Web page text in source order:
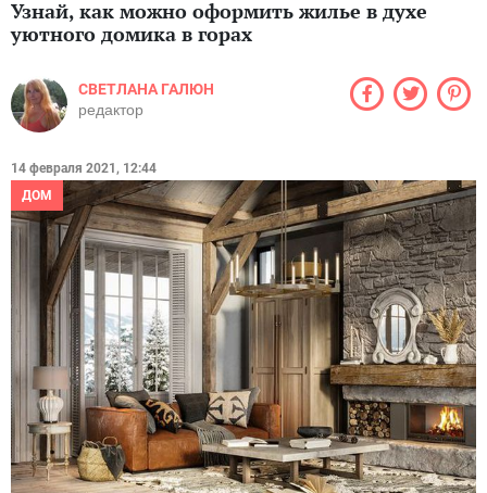
Узнай, как можно оформить жилье в духе
уютного домика в горах
СВЕТЛАНА ГАЛЮН
редактор
14 февраля 2021, 12:44
ДОМ